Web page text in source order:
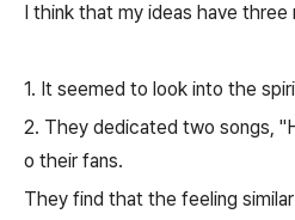
I think that my ideas have three
1. It seemed to look into the
2. They dedicated two songs,
o their fans.
They find that the feeling